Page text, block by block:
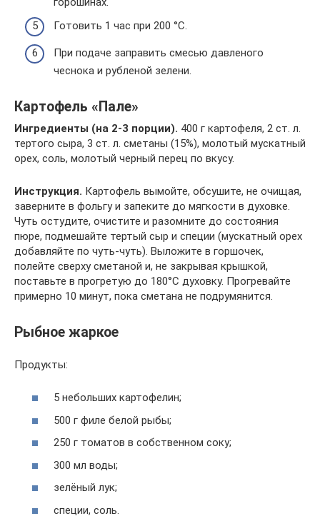
Готовить 1 час при 200 °C.
При подаче заправить смесью давленого
чеснока и рубленой зелени.
Картофель «Пале»
Ингредиенты (на 2-3 порции). 400 г картофеля, 2 ст. л.
тертого сыра, 3 ст. л. сметаны (15%), молотый мускатный
орех, соль, молотый черный перец по вкусу.
Инструкция. Картофель вымойте, обсушите, не очищая,
заверните в фольгу и запеките до мягкости в духовке.
Чуть остудите, очистите и разомните до состояния
пюре, подмешайте тертый сыр и специи (мускатный орех
добавляйте по чуть-чуть). Выложите в горшочек,
полейте сверху сметаной и, не закрывая крышкой,
поставьте в прогретую до 180°С духовку. Прогревайте
примерно 10 минут, пока сметана не подрумянится.
Рыбное жаркое
Продукты:
5 небольших картофелин;
500 г филе белой рыбы;
250 г томатов в собственном соку;
300 мл воды;
зелёный лук;
специи, соль.